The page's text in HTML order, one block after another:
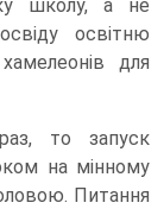
школу, а не
освітню
для
то запуск
на мінному
Питання